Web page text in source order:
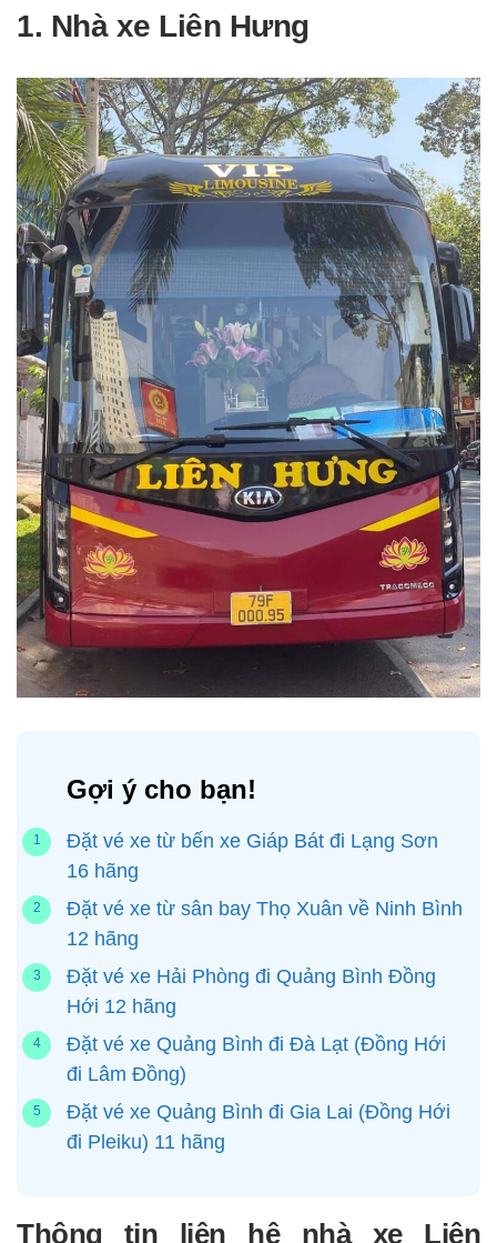
1. Nhà xe Liên Hưng
Gợi ý cho bạn!
Đặt vé xe từ bến xe Giáp Bát đi Lạng Sơn
16 hãng
Đặt vé xe từ sân bay Thọ Xuân về Ninh Bình
12 hãng
Đặt vé xe Hải Phòng đi Quảng Bình Đồng
Hới 12 hãng
Đặt vé xe Quảng Bình đi Đà Lạt (Đồng Hới
đi Lâm Đồng)
Đặt vé xe Quảng Bình đi Gia Lai (Đồng Hới
đi Pleiku) 11 hãng
Thông tin liên hệ nhà xe Liên